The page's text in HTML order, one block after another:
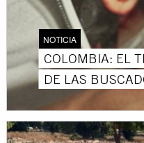
NOTICIA
COLOMBIA: EL
DE LAS